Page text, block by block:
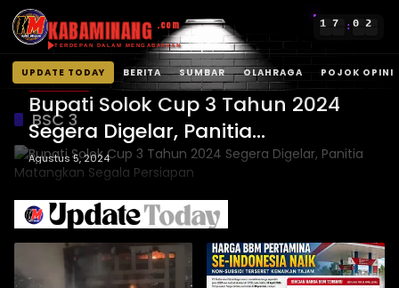
KABAMINANG .com
TERDEPAN DALAM MENGABARKAN
1 7 : 0 2
UPDATE TODAY BERITA SUMBAR OLAHRAGA POJOK OPINI
Langsung
konten
BSC 3
OLAHRAGA
Bupati Solok Cup 3 Tahun 2024
Segera Digelar, Panitia
Matangkan Segala Persiapan
Agustus 5, 2024